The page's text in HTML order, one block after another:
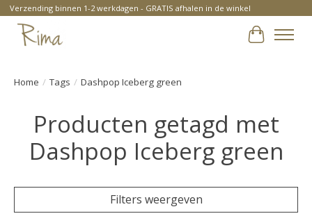
Verzending binnen 1-2 werkdagen - GRATIS afhalen in de winkel
Home / Tags / Dashpop Iceberg green
Producten getagd met
Dashpop Iceberg green
Filters weergeven